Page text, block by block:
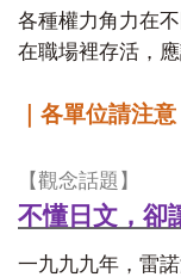
各種權力角力在
在職場裡存活，
｜各單位請注意
【觀念話題】
不懂日文，卻
一九九九年，雷